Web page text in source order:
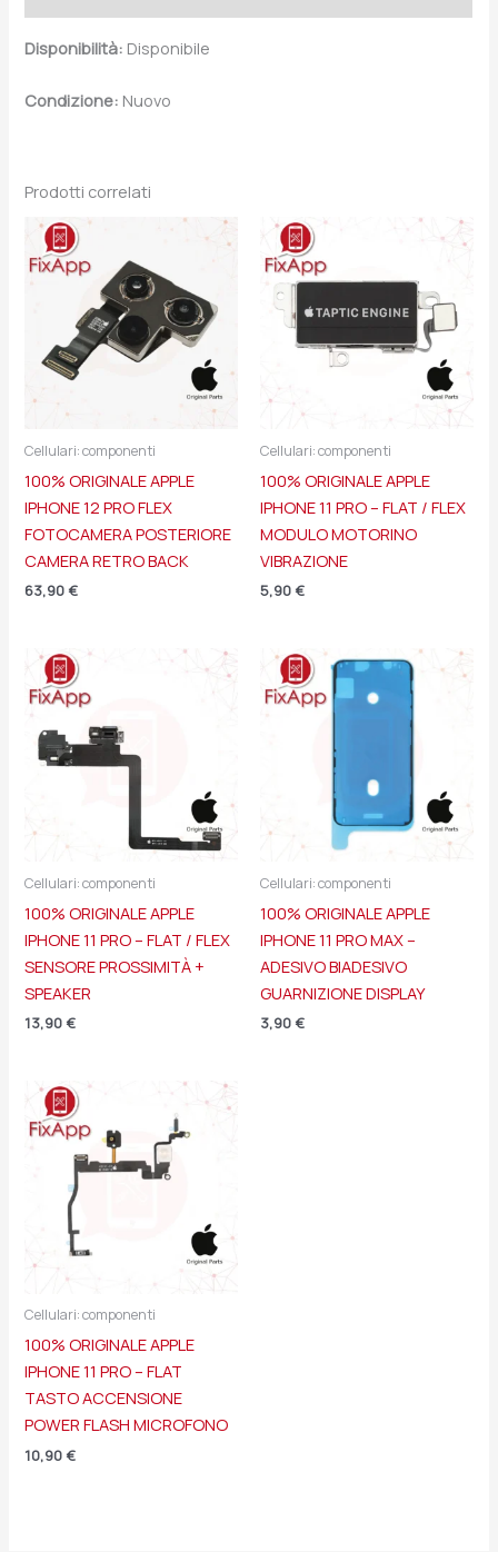
Disponibilità: Disponibile
Condizione: Nuovo
Prodotti correlati
Cellulari: componenti
100% ORIGINALE APPLE
IPHONE 12 PRO FLEX
FOTOCAMERA POSTERIORE
CAMERA RETRO BACK
63,90 €
Cellulari: componenti
100% ORIGINALE APPLE
IPHONE 11 PRO – FLAT / FLEX
MODULO MOTORINO
VIBRAZIONE
5,90 €
Cellulari: componenti
100% ORIGINALE APPLE
IPHONE 11 PRO – FLAT / FLEX
SENSORE PROSSIMITÀ +
SPEAKER
13,90 €
Cellulari: componenti
100% ORIGINALE APPLE
IPHONE 11 PRO MAX –
ADESIVO BIADESIVO
GUARNIZIONE DISPLAY
3,90 €
Cellulari: componenti
100% ORIGINALE APPLE
IPHONE 11 PRO – FLAT
TASTO ACCENSIONE
POWER FLASH MICROFONO
10,90 €